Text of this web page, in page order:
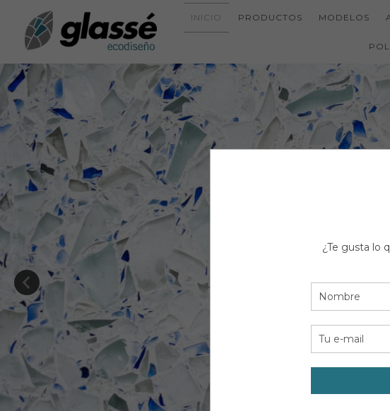
INICIO PRODUCTOS MODELOS
¿Te gusta lo